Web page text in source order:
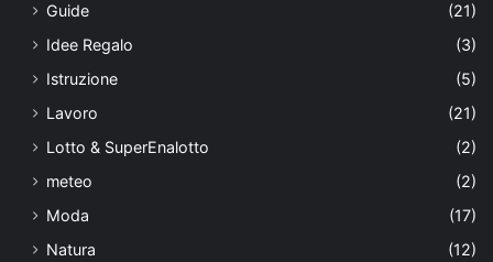
Guide
(21)
Idee Regalo
(3)
Istruzione
(5)
Lavoro
(21)
Lotto & SuperEnalotto
(2)
meteo
(2)
Moda
(17)
Natura
(12)